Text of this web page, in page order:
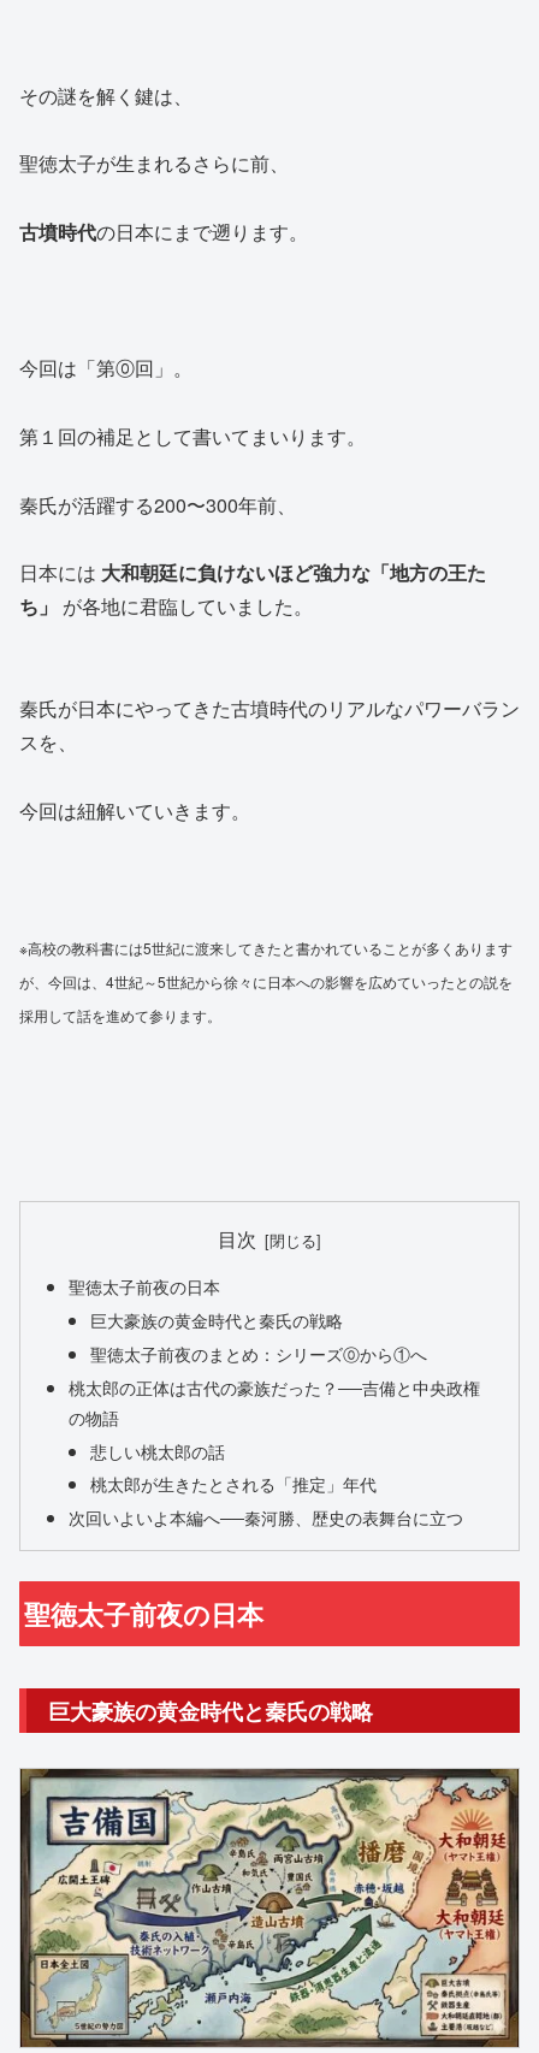
その謎を解く鍵は、
聖徳太子が生まれるさらに前、
古墳時代の日本にまで遡ります。
今回は「第⓪回」。
第１回の補足として書いてまいります。
秦氏が活躍する200〜300年前、
日本には 大和朝廷に負けないほど強力な「地方の王た
ち」
が各地に君臨していました。
秦氏が日本にやってきた古墳時代のリアルなパワーバラン
スを、
今回は紐解いていきます。
※高校の教科書には5世紀に渡来してきたと書かれていることが多くあります
が、今回は、4世紀～5世紀から徐々に日本への影響を広めていったとの説を
採用して話を進めて参ります。
目次
聖徳太子前夜の日本
巨大豪族の黄金時代と秦氏の戦略
聖徳太子前夜のまとめ：シリーズ⓪から①へ
桃太郎の正体は古代の豪族だった？──吉備と中央政権
の物語
悲しい桃太郎の話
桃太郎が生きたとされる「推定」年代
次回いよいよ本編へ──秦河勝、歴史の表舞台に立つ
聖徳太子前夜の日本
巨大豪族の黄金時代と秦氏の戦略